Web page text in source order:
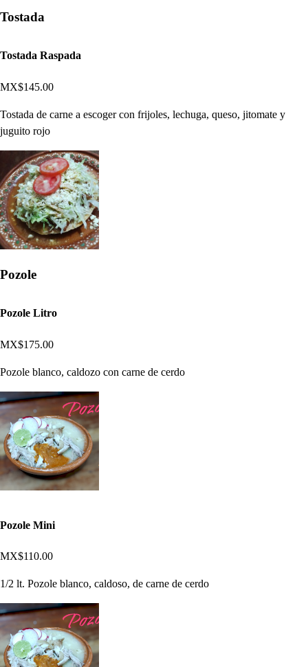
Tostada
Tostada Raspada
MX$145.00
Tostada de carne a escoger con frijoles, lechuga, queso, jitomate y
juguito rojo
Pozole
Pozole Litro
MX$175.00
Pozole blanco, caldozo con carne de cerdo
Pozole Mini
MX$110.00
1/2 lt. Pozole blanco, caldoso, de carne de cerdo